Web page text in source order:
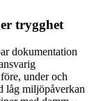
trygghet
dokumentation
under och
låg miljöpåverkan